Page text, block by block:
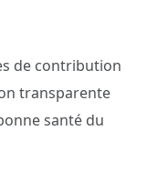
de contribution
transparente
santé du